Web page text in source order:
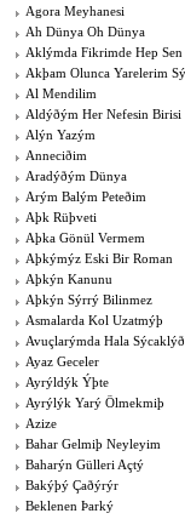
Agora Meyhanesi
Ah Dünya Oh Dünya
Aklýmda Fikrimde Hep Sen
Akþam Olunca Yarelerim
Al Mendilim
Aldýðým Her Nefesin Birisi
Alýn Yazým
Anneciðim
Aradýðým Dünya
Arým Balým Peteðim
Aþk Rüþveti
Aþka Gönül Vermem
Aþkýmýz Eski Bir Roman
Aþkýn Kanunu
Aþkýn Sýrrý Bilinmez
Asmalarda Kol Uzatmýþ
Avuçlarýmda Hala
Ayaz Geceler
Ayrýldýk Ýþte
Ayrýlýk Yarý Ölmekmiþ
Azize
Bahar Gelmiþ Neyleyim
Baharýn Gülleri Açtý
Bakýþý Çaðýrýr
Beklenen Þarký